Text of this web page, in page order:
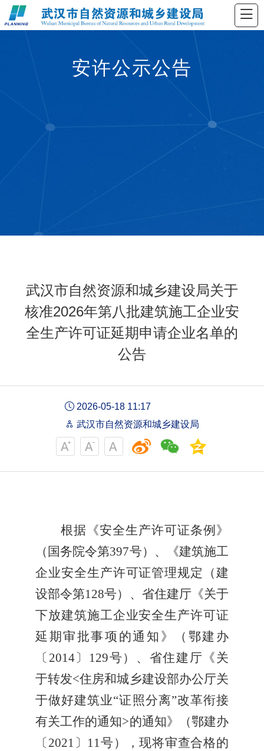
安许公示公告
武汉市自然资源和城乡建设局关于
核准2026年第八批建筑施工企业安
全生产许可证延期申请企业名单的
公告
2026-05-18 11:17
武汉市自然资源和城乡建设局
根据《安全生产许可证条例》
（国务院令第397号）、《建筑施工
企业安全生产许可证管理规定（建
设部令第128号）、省住建厅《关于
下放建筑施工企业安全生产许可证
延期审批事项的通知》（鄂建办
〔2014〕129号）、省住建厅《关
于转发<住房和城乡建设部办公厅关
于做好建筑业“证照分离”改革衔接
有关工作的通知>的通知》（鄂建办
〔2021〕11号），现将审查合格的